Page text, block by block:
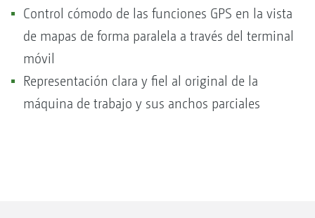
Control cómodo de las funciones GPS en la vista
de mapas de forma paralela a través del terminal
móvil
Representación clara y fiel al original de la
máquina de trabajo y sus anchos parciales